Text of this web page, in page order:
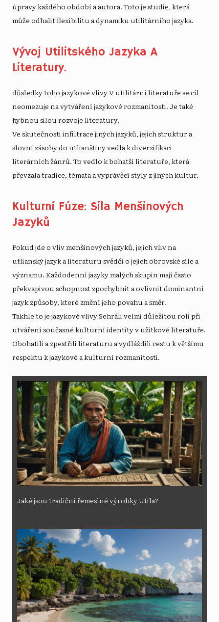
úpravy každého období a autora. Toto je studie, která
může odhalit flexibilitu a dynamiku utilitárního jazyka.
Vývoj Utilitského Jazyka A
Literatury.
důsledky toho jazykové vlivyV utilitární literatuře se cíl
neomezuje na vytváření jazykové rozmanitosti. Je také
hybnou silou rozvoje literatury.
Ve skutečnosti infiltrace jiných jazyků, jejich struktur a
slovní zásoby do utlianštiny vedla k diverzifikaci
literárních žánrů. To vedlo k bohatší literatuře, která
převzala tradice, témata a vyprávěcí styly z jiných kultur.
Kulturní Fúze: Síla Menšinových
Jazyků
Pokud jde o vliv menšinových jazyků, jejich vliv na
utlianský jazyk a literaturu svědčí o jejich obrovské síle a
významu. Každodenní jazyky malých skupin mají často
překvapivou schopnost zpochybnit a ovlivnit dominantní
jazyk způsoby, které změní jeho povahu a směr.
Takhle to je jazykové vlivySehráli velmi důležitou roli při
utváření současné kulturní identity v užitkové literatuře.
Obohatili a zpestřili literaturu a vydláždili cestu k většímu
respektu k jazykové a kulturní rozmanitosti.
Jaké jsou tradiční řemeslné výrobky Utila?